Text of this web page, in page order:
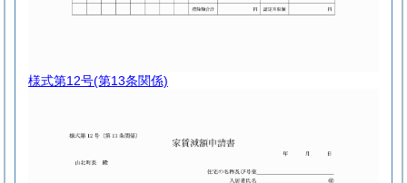
様式第12号(第13条関係)